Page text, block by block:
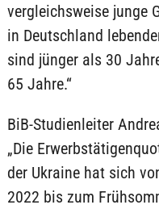
vergleichsweise junge
in Deutschland
sind jünger als 30
65 Jahre.“
BiB-Studienleiter
„Die
der Ukraine hat sich
2022 bis zum